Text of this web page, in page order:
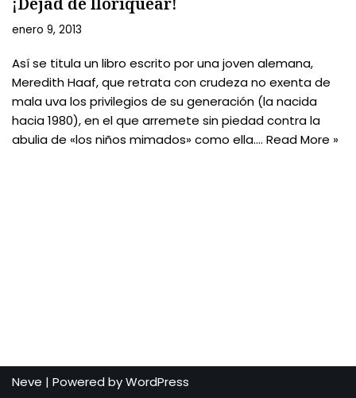
enero 9, 2013
Así se titula un libro escrito por una joven alemana,
Meredith Haaf, que retrata con crudeza no exenta de
mala uva los privilegios de su generación (la nacida
hacia 1980), en el que arremete sin piedad contra la
abulia de «los niños mimados» como ella.… Read More »
Neve | Powered byWordPress